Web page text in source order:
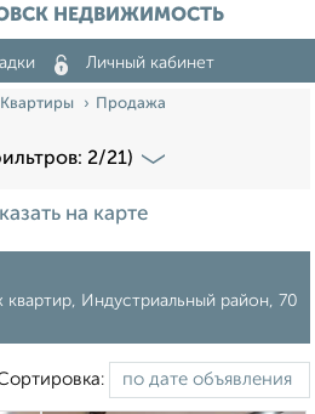
НЕДВИЖИМОСТЬ
Личный кабинет
Квартиры
Продажа
2/21)
на карте
квартир, Индустриальный район, 70